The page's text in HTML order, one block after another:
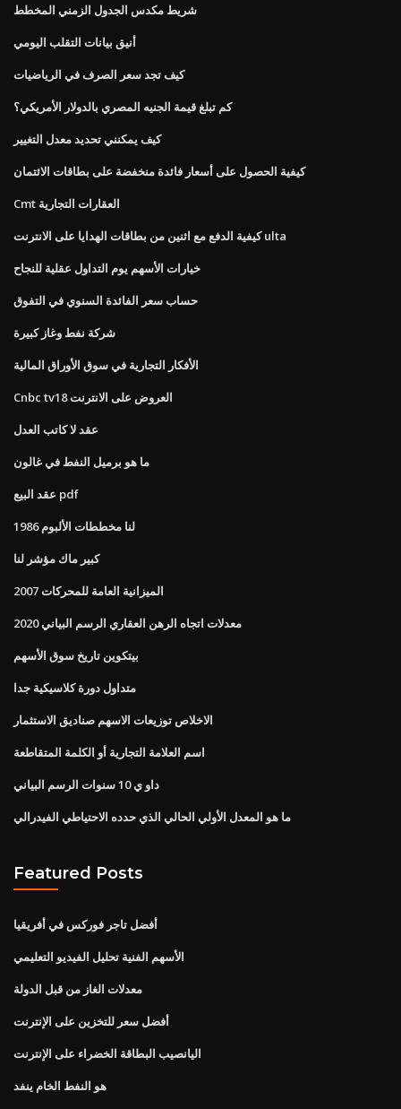
شريط مكدس الجدول الزمني المخطط
أنيق بيانات التقلب اليومي
كيف تجد سعر الصرف في الرياضيات
كم تبلغ قيمة الجنيه المصري بالدولار الأمريكي؟
كيف يمكنني تحديد معدل التغيير
كيفية الحصول على أسعار فائدة منخفضة على بطاقات الائتمان
Cmt العقارات التجارية
كيفية الدفع مع اثنين من بطاقات الهدايا على الانترنت ulta
خيارات الأسهم يوم التداول عقلية للنجاح
حساب سعر الفائدة السنوي في التفوق
شركة نفط وغاز كبيرة
الأفكار التجارية في سوق الأوراق المالية
Cnbc tv18 العروض على الانترنت
عقد لا كاتب العدل
ما هو برميل النفط في غالون
عقد البيع pdf
لنا مخططات الألبوم 1986
كبير ماك مؤشر لنا
الميزانية العامة للمحركات 2007
معدلات اتجاه الرهن العقاري الرسم البياني 2020
بيتكوين تاريخ سوق الأسهم
متداول دورة كلاسيكية جدا
الاخلاص توزيعات الاسهم صناديق الاستثمار
اسم العلامة التجارية أو الكلمة المتقاطعة
داو ي 10 سنوات الرسم البياني
ما هو المعدل الأولي الحالي الذي حدده الاحتياطي الفيدرالي
Featured Posts
أفضل تاجر فوركس في أفريقيا
الأسهم الفنية تحليل الفيديو التعليمي
معدلات الغاز من قبل الدولة
أفضل سعر للتخزين على الإنترنت
اليانصيب البطاقة الخضراء على الإنترنت
هو النفط الخام ينفد